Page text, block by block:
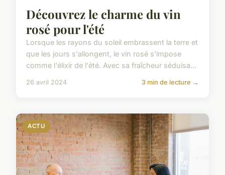
Découvrez le charme du vin
rosé pour l'été
Lorsque les rayons du soleil embrassent la terre et
que les jours s'allongent, le vin rosé s'impose
comme l'élixir de l'été. Avec sa fraîcheur séduisa...
26 avril 2024 3 min de lecture →
ACTU